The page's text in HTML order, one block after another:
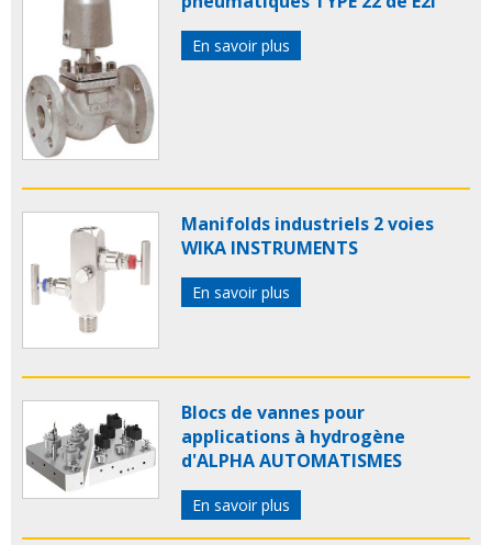
En savoir plus
Manifolds industriels 2 voies
WIKA INSTRUMENTS
En savoir plus
Blocs de vannes pour
applications à hydrogène
d'ALPHA AUTOMATISMES
En savoir plus